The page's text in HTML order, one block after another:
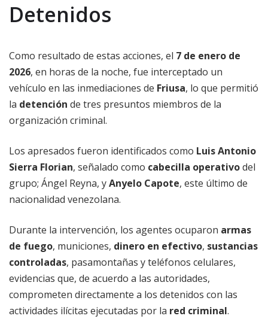
Detenidos
Como resultado de estas acciones, el 7 de enero de
2026, en horas de la noche, fue interceptado un
vehículo en las inmediaciones de Friusa, lo que permitió
la detención de tres presuntos miembros de la
organización criminal.
Los apresados fueron identificados como Luis Antonio
Sierra Florian, señalado como cabecilla operativodel
grupo; Ángel Reyna, yAnyelo Capote, este último de
nacionalidad venezolana.
Durante la intervención, los agentes ocuparon armas
de fuego, municiones, dinero en efectivo, sustancias
controladas, pasamontañas y teléfonos celulares,
evidencias que, de acuerdo a las autoridades,
comprometen directamente a los detenidos con las
actividades ilícitas ejecutadas por la red criminal.